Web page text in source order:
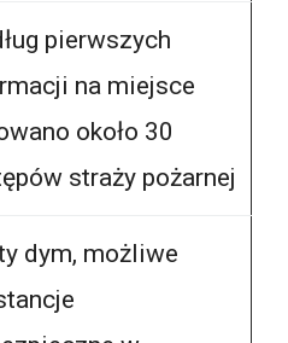
pierwszych
na miejsce
około 30
straży pożarnej
dym, możliwe